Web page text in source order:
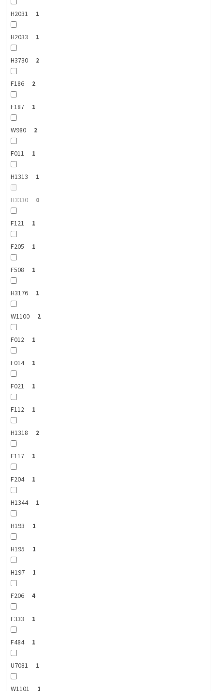
H2031 1
H2033 1
H3730 2
F186 2
F187 1
W980 2
F011 1
H1313 1
H3330 0
F121 1
F205 1
F508 1
H3176 1
W1100 2
F012 1
F014 1
F021 1
F112 1
H1318 2
F117 1
F204 1
H1344 1
H193 1
H195 1
H197 1
F206 4
F333 1
F484 1
U7081 1
1